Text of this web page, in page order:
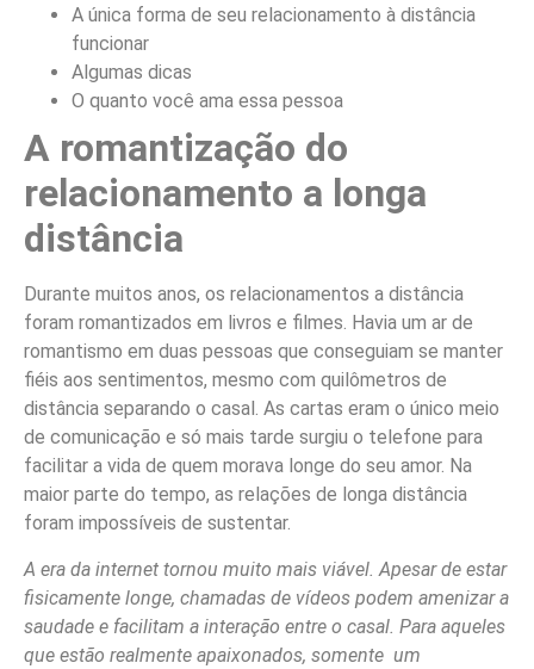
A única forma de seu relacionamento à distância
funcionar
Algumas dicas
O quanto você ama essa pessoa
A romantização do
relacionamento a longa
distância
Durante muitos anos, os relacionamentos a distância
foram romantizados em livros e filmes. Havia um ar de
romantismo em duas pessoas que conseguiam se manter
fiéis aos sentimentos, mesmo com quilômetros de
distância separando o casal. As cartas eram o único meio
de comunicação e só mais tarde surgiu o telefone para
facilitar a vida de quem morava longe do seu amor. Na
maior parte do tempo, as relações de longa distância
foram impossíveis de sustentar.
A era da internet tornou muito mais viável. Apesar de estar
fisicamente longe, chamadas de vídeos podem amenizar a
saudade e facilitam a interação entre o casal. Para aqueles
que estão realmente apaixonados, somente um